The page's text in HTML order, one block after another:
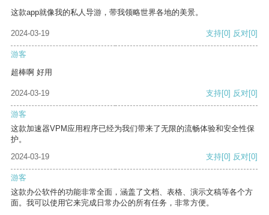
这款app就像我的私人导游，带我领略世界各地的美景。
2024-03-19 支持[0] 反对[0]
游客
超棒啊 好用
2024-03-19 支持[0] 反对[0]
游客
这款加速器VPM应用程序已经为我们带来了无限的流畅体验和安全性保
护。
2024-03-19
支持[0] 反对[0]
游客
这款办公软件的功能非常全面，涵盖了文档、表格、演示文稿等各个方
面。我可以使用它来完成日常办公的所有任务，非常方便。